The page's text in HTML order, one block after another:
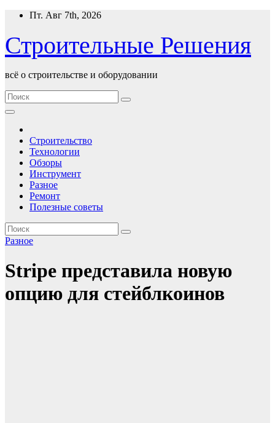
Перейти
содержимому
Пт. Авг 7th, 2026
Строительные Решения
всё о строительстве и оборудовании
Строительство
Технологии
Обзоры
Инструмент
Разное
Ремонт
Полезные советы
Разное
Stripe представила новую
опцию для стейблкоинов